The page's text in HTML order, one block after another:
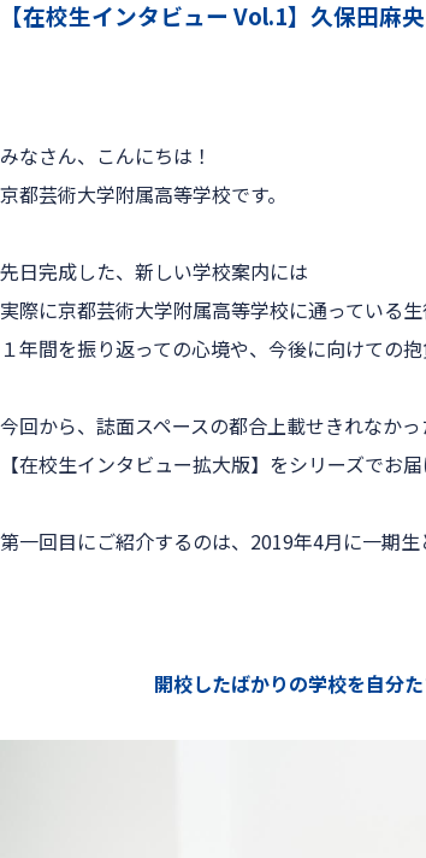
【在校生インタビュー Vol.1】久保田麻央
みなさん、こんにちは！
京都芸術大学附属高等学校です。
先日完成した、新しい学校案内には
実際に京都芸術大学附属高等学校に通っている
１年間を振り返っての心境や、今後に向けての
今回から、誌面スペースの都合上載せきれなか
【在校生インタビュー拡大版】をシリーズでお
第一回目にご紹介するのは、2019年4月に一期
開校したばかりの学校を自分たちで